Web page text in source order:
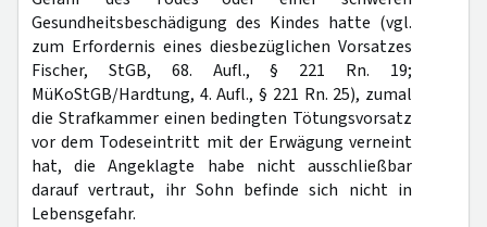
Gesundheitsbeschädigung des Kindes hatte (vgl.
zum Erfordernis eines diesbezüglichen Vorsatzes
Fischer, StGB, 68. Aufl., § 221 Rn. 19;
MüKoStGB/Hardtung, 4. Aufl., § 221 Rn. 25), zumal
die Strafkammer einen bedingten Tötungsvorsatz
vor dem Todeseintritt mit der Erwägung verneint
hat, die Angeklagte habe nicht ausschließbar
darauf vertraut, ihr Sohn befinde sich nicht in
Lebensgefahr.